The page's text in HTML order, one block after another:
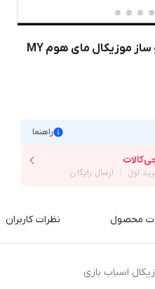
قهوه ساز اسباب بازی اسپرسو ساز موزیکال مای هوم MY
راهنما
محصول نظرات کاربران
اسباب بازی